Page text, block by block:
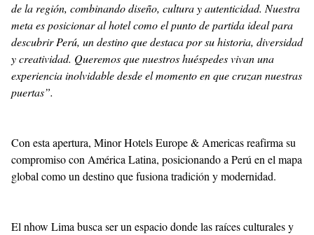
de la región, combinando diseño, cultura y autenticidad. Nuestra
meta es posicionar al hotel como el punto de partida ideal para
descubrir Perú, un destino que destaca por su historia, diversidad
y creatividad. Queremos que nuestros huéspedes vivan una
experiencia inolvidable desde el momento en que cruzan nuestras
puertas”.
Con esta apertura, Minor Hotels Europe & Americas reafirma su
compromiso con América Latina, posicionando a Perú en el mapa
global como un destino que fusiona tradición y modernidad.
El nhow Lima busca ser un espacio donde las raíces culturales y